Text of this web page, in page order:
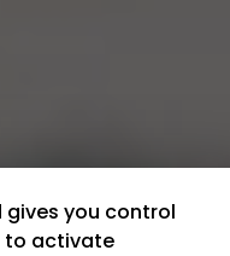
gives you control
to activate